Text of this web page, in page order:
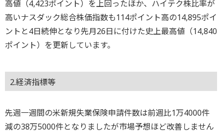
高値（4,423ポイント）を上回ったほか、ハイテク株比率が
高いナスダック総合株価指数も114ポイント高の14,895ポイ
ントと4日続伸となり先月26日に付けた史上最高値（14,840
ポイント）を更新しています。
2.経済指標等
先週一週間の米新規失業保険申請件数は前週比1万4000件
減の38万5000件となりましたが市場予想ほど改善しません